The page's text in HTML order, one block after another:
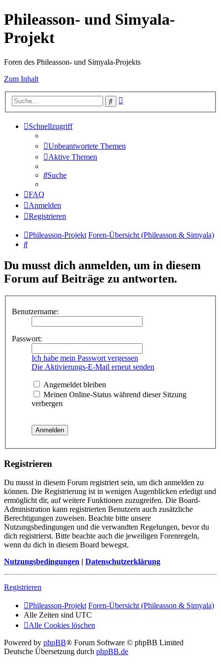
Phileasson- und Simyala-
Projekt
Foren des Phileasson- und Simyala-Projekts
Zum Inhalt
Suche
Schnellzugriff
Unbeantwortete Themen
Aktive Themen
Suche
FAQ
Anmelden
Registrieren
Phileasson-Projekt Foren-Übersicht (Phileasson & Simyala)
Suche
Du musst dich anmelden, um in diesem
Forum auf Beiträge zu antworten.
Benutzername:
Passwort:
Ich habe mein Passwort vergessen
Die Aktivierungs-E-Mail erneut senden
Angemeldet bleiben
Meinen Online-Status während dieser Sitzung
verbergen
Registrieren
Du musst in diesem Forum registriert sein, um dich anmelden zu
können. Die Registrierung ist in wenigen Augenblicken erledigt und
ermöglicht dir, auf weitere Funktionen zuzugreifen. Die Board-
Administration kann registrierten Benutzern auch zusätzliche
Berechtigungen zuweisen. Beachte bitte unsere
Nutzungsbedingungen und die verwandten Regelungen, bevor du
dich registrierst. Bitte beachte auch die jeweiligen Forenregeln,
wenn du dich in diesem Board bewegst.
Nutzungsbedingungen | Datenschutzerklärung
Registrieren
Phileasson-Projekt Foren-Übersicht (Phileasson & Simyala)
Alle Zeiten sind UTC
Alle Cookies löschen
Powered by phpBB® Forum Software © phpBB Limited
Deutsche Übersetzung durch phpBB.de